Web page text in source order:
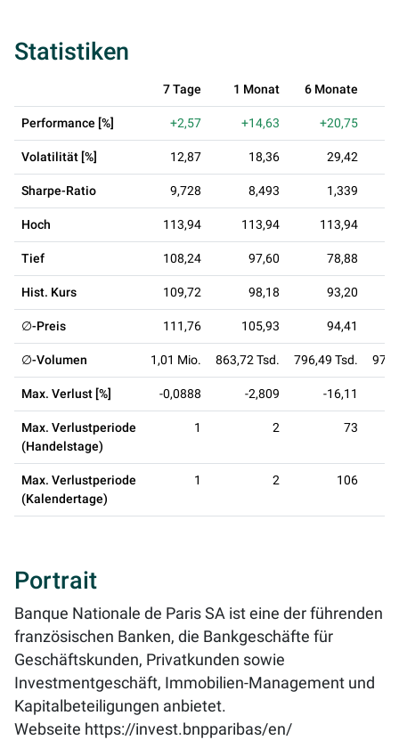
Statistiken
7 Tage 1 Monat 6 Monate
Performance [%] +2,57 +14,63 +20,75
Volatilität [%] 12,87 18,36 29,42
Sharpe-Ratio 9,728 8,493 1,339
Hoch 113,94 113,94 113,94
Tief 108,24 97,60 78,88
Hist. Kurs 109,72 98,18 93,20
∅-Preis 111,76 105,93 94,41
∅-Volumen 1,01 Mio. 863,72 Tsd. 796,49 Tsd.
Max. Verlust [%] -0,0888 -2,809 -16,11
Max. Verlustperiode
(Handelstage)
1 2 73
Max. Verlustperiode
(Kalendertage)
1 2 106
Portrait
Banque Nationale de Paris SA ist eine der führenden
französischen Banken, die Bankgeschäfte für
Geschäftskunden, Privatkunden sowie
Investmentgeschäft, Immobilien-Management und
Kapitalbeteiligungen anbietet.
Webseite https://invest.bnpparibas/en/